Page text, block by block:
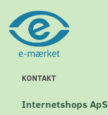
KONTAKT
Internetshops ApS